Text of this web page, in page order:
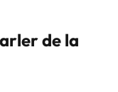
de la